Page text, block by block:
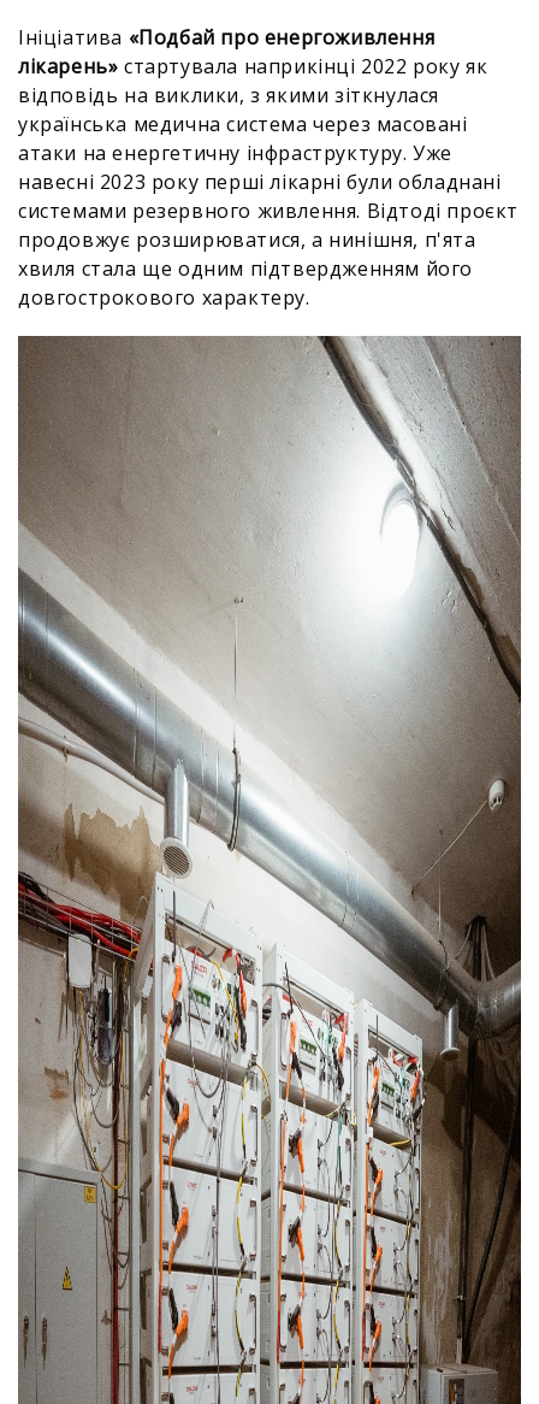
Ініціатива «Подбай про енергоживлення
лікарень» стартувала наприкінці 2022 року як
відповідь на виклики, з якими зіткнулася
українська медична система через масовані
атаки на енергетичну інфраструктуру. Уже
навесні 2023 року перші лікарні були обладнані
системами резервного живлення. Відтоді проєкт
продовжує розширюватися, а нинішня, п'ята
хвиля стала ще одним підтвердженням його
довгострокового характеру.